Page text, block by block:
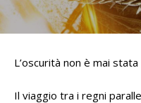
L’oscurità non è mai
Il viaggio tra i regni